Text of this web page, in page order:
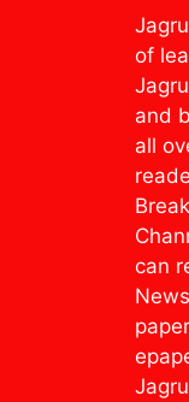
of
and
all
can